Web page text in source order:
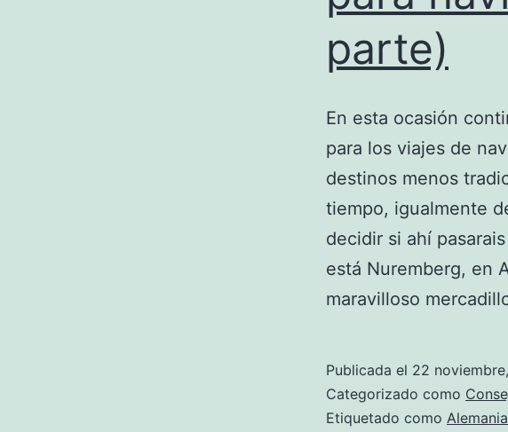
parte)
En esta ocasión
para los viajes de
destinos menos
tiempo, igualmente
decidir si ahí
está Nuremberg, en
maravilloso
Publicada el 22
Categorizado como
Etiquetado como Alemania